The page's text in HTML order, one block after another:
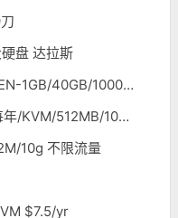
盘 达拉斯
【多ip vps】KVMLA：59元/月XEN-1GB/40GB/1000GB/10IP 弗里蒙特
【vps优惠码】UltraVPS：18刀每年/KVM/512MB/10G/1TB/2IP 多机房
10g 不限流量
$7.5/yr